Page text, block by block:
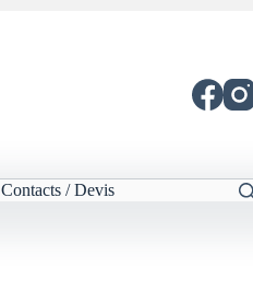
Contacts / Devis